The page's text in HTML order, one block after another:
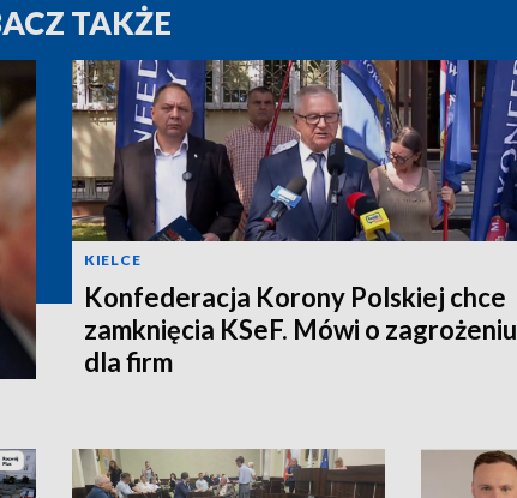
TAKŻE
KIELCE
Konfederacja Korony Polskiej chce
zamknięcia KSeF. Mówi o zagrożeniu
dla firm